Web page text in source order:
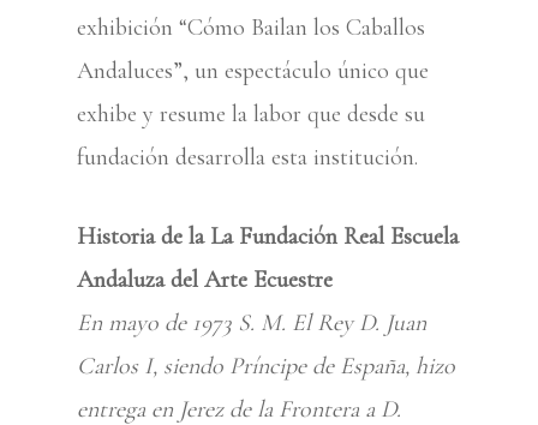
exhibición “Cómo Bailan los Caballos
Andaluces”, un espectáculo único que
exhibe y resume la labor que desde su
fundación desarrolla esta institución.
Historia de la La Fundación Real Escuela
Andaluza del Arte Ecuestre
En mayo de 1973 S. M. El Rey D. Juan
Carlos I, siendo Príncipe de España, hizo
entrega en Jerez de la Frontera a D.